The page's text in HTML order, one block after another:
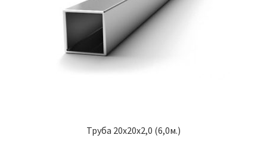
Труба 20х20х2,0 (6,0м.)